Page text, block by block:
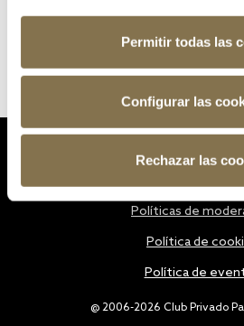
Permitir todas las
Configurar las
Rechazar las
@ 2006-2026 Club Privado
Políticas de
Política de
Política de